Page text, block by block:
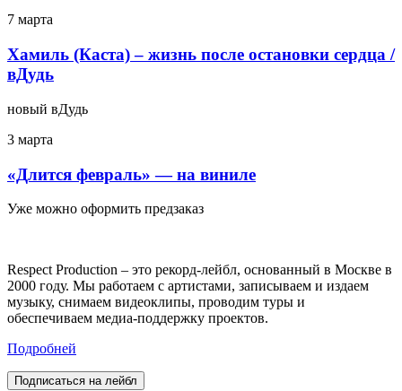
7 марта
Хамиль (Каста) – жизнь после остановки сердца /
вДудь
новый вДудь
3 марта
«Длится февраль» — на виниле
Уже можно оформить предзаказ
Respect Production – это рекорд-лейбл, основанный в Москве в
2000 году. Мы работаем с артистами, записываем и издаем
музыку, снимаем видеоклипы, проводим туры и
обеспечиваем медиа-поддержку проектов.
Подробней
Подписаться на лейбл